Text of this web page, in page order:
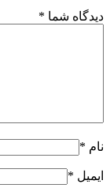
دیدگاه شما *
نام *
ایمیل *